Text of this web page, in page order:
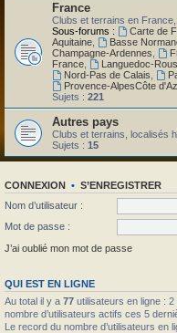
France
Clubs et terrains en France,
Sous-forums :
Carte de
Aquitaine
Basse
Champagne-Ardennes
France
Languedoc-
Nord-Pas de Calais
Provence-AlpesCôte
Sujets : 221
Autres pays
Clubs et terrains, localisés
Sujets : 15
CONNEXION • S’ENREGISTRER
Nom d’utilisateur :
Mot de passe :
J’ai oublié mon mot de passe
QUI EST EN LIGNE
Au total il y a 77 utilisateurs en ligne :
nombre d’utilisateurs actifs ces 5
Le record du nombre d’utilisateurs en